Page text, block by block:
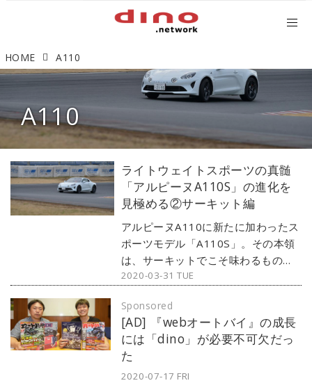
HOME A110
A110
ライトウェイトスポーツの真髄
「アルピーヌA110S」の進化を
見極める②サーキット編
アルピーヌA110に新たに加わったス
ポーツモデル「A110S」。その本領
は、サーキットでこそ味わるものか
もしれない。筑波2000を舞台に、ベ
界領域での両車の挙動の違いをメイ
ンにレポートする。◎文：加藤英昭
（Motor Magazine）／写真：伊藤
嘉啓
2020-03-31 TUE
[AD] 『webオートバイ』の成長
には「dino」が必要不可欠だっ
た
Sponsored
2020-07-17 FRI